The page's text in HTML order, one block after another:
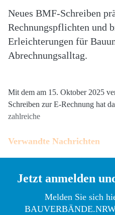
Neues BMF-Schreiben
Rechnungspflichten und
Erleichterungen für
Abrechnungsalltag.
Mit dem am 15. Oktober 2025
Schreiben zur E-Rechnung hat
zahlreiche
Verwandte Nachrichten
21.05.2026ZDH-
Jetzt anmelden
Melden Sie sich